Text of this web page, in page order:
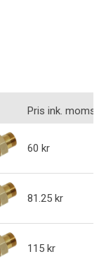
Pris ink. moms
60
81.25
115